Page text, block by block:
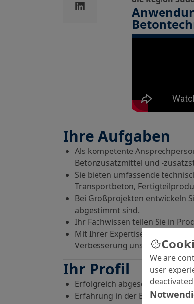
Ihre Aufgaben
Als kompetente
Betonzusatzmittel und -
Sie bieten umfassende
Transportbeton,
Bei Großprojekten entwickeln
abgestimmt sind.
Ihr Fachwissen teilen Sie in
Mit Ihrer Expertise wirken Sie
Verbesserung unserer
Ihr Profil
Erfolgreich abgeschlossene
Erfahrung in der
We are
user